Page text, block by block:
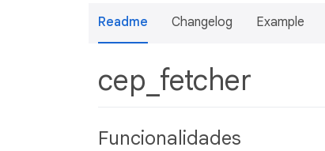
Readme Changelog Example
cep_fetcher
Funcionalidades